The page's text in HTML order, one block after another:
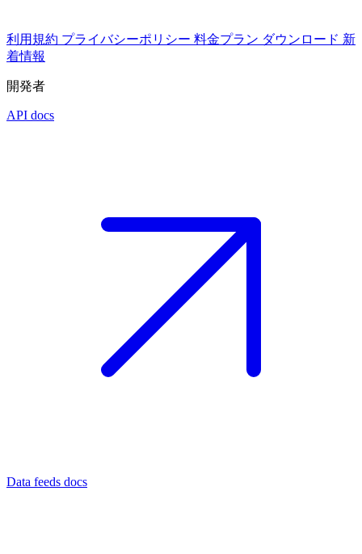
利用規約 プライバシーポリシー 料金プラン ダウンロード 新
着情報
開発者
API docs
Data feeds docs